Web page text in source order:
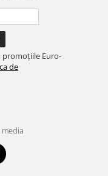
promoțiile Euro-
de